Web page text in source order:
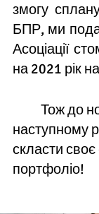
змогу
БПР, ми
Асоціації
на 2021 рік
наступному
скласти своє
портфоліо!